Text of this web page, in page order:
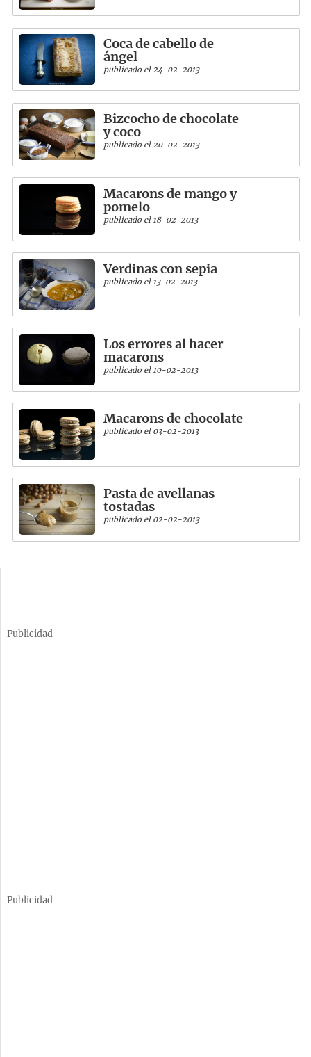
Coca de cabello de
ángel
publicado el 24-02-2013
Bizcocho de chocolate
y coco
publicado el 20-02-2013
Macarons de mango y
pomelo
publicado el 18-02-2013
Verdinas con sepia
publicado el 13-02-2013
Los errores al hacer
macarons
publicado el 10-02-2013
Macarons de chocolate
publicado el 03-02-2013
Pasta de avellanas
tostadas
publicado el 02-02-2013
Publicidad
Publicidad